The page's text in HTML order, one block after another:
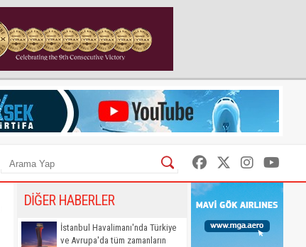
DİĞER HABERLER
İstanbul Havalimanı'nda Türkiye
ve Avrupa'da tüm zamanların